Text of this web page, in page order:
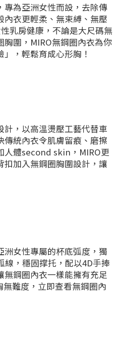
專為亞洲女性而設，去除傳
衣更輕柔、無束縛、無壓
乳房健康，不論是大尺碼無
圍，MIRO無鋼圈內衣為你
，輕鬆育成心形胸！
計，以高溫燙壓工藝代替車
統內衣令肌膚留痕、磨擦
人體second skin，MIRO更
加入無鋼圈胸圍設計，讓
洲女性專屬的杯底弧度，獨
，穩固撑托，配以4D手捧
鋼圈內衣一樣能擁有充足
難度，立即查看無鋼圈內